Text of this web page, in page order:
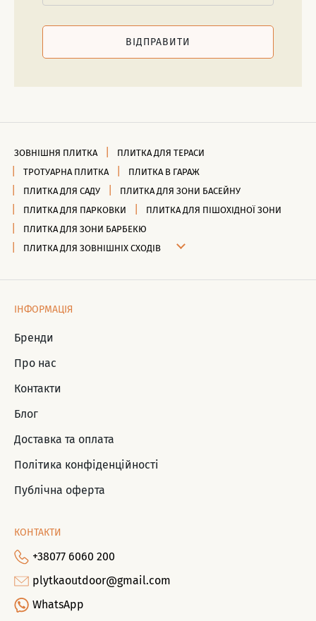
ВІДПРАВИТИ
ЗОВНІШНЯ ПЛИТКА
ПЛИТКА ДЛЯ ТЕРАСИ
ТРОТУАРНА ПЛИТКА
ПЛИТКА В ГАРАЖ
ПЛИТКА ДЛЯ САДУ
ПЛИТКА ДЛЯ ЗОНИ БАСЕЙНУ
ПЛИТКА ДЛЯ ПАРКОВКИ
ПЛИТКА ДЛЯ ПІШОХІДНОЇ ЗОНИ
ПЛИТКА ДЛЯ ЗОНИ БАРБЕКЮ
ПЛИТКА ДЛЯ ЗОВНІШНІХ СХОДІВ
ІНФОРМАЦІЯ
Бренди
Про нас
Контакти
Блог
Доставка та оплата
Політика конфіденційності
Публічна оферта
КОНТАКТИ
+38077 6060 200
plytkaoutdoor@gmail.com
WhatsApp